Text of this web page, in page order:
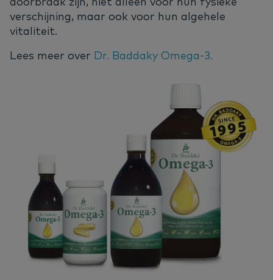
verschijning, maar ook voor hun algehele
vitaliteit.
Lees meer over Dr. Baddaky Omega-3.